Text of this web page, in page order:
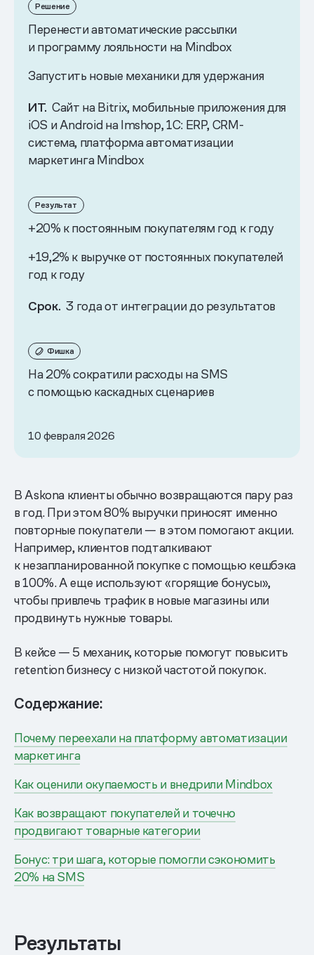
Решение
Перенести автоматические рассылки
и программу лояльности на Mindbох
Запустить новые механики для удержания
ИТ.Сайт на Bitrix, мобильные приложения для
iOS и Android на Imshop, 1C: ERP, CRM-
система, платформа автоматизации
маркетинга Mindbox
Результат
+20% к постоянным покупателям год к году
+19,2% к выручке от постоянных покупателей
год к году
Срок. 3 года от интеграции до результатов
Фишка
На 20% сократили расходы на SMS
с помощью каскадных сценариев
10 февраля 2026
В Askona клиенты обычно возвращаются пару раз
в год. При этом 80% выручки приносят именно
повторные покупатели — в этом помогают акции.
Например, клиентов подталкивают
к незапланированной покупке с помощью кешбэка
в 100%. А еще используют «горящие бонусы»,
чтобы привлечь трафик в новые магазины или
продвинуть нужные товары.
В кейсе — 5 механик, которые помогут повысить
retention бизнесу с низкой частотой покупок.
Содержание:
Почему переехали на платформу автоматизации
маркетинга
Как оценили окупаемость и внедрили Mindbox
Как возвращают покупателей и точечно
продвигают товарные категории
Бонус: три шага, которые помогли сэкономить
20% на SMS
Результаты